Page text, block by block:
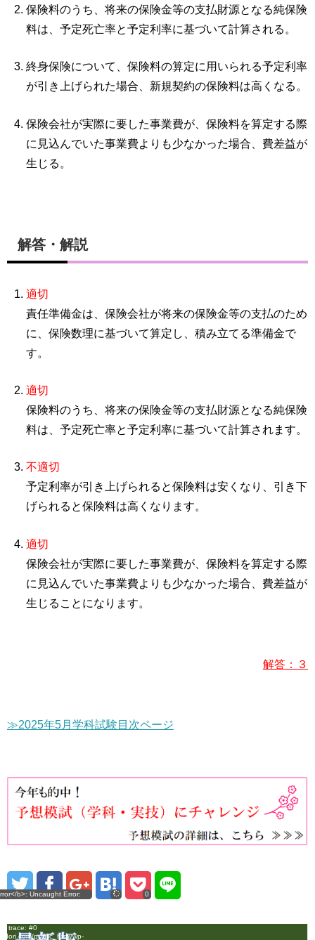
保険料のうち、将来の保険金等の支払財源となる純保険
料は、予定死亡率と予定利率に基づいて計算される。
終身保険について、保険料の算定に用いられる予定利率
が引き上げられた場合、新規契約の保険料は高くなる。
保険会社が実際に要した事業費が、保険料を算定する際
に見込んでいた事業費よりも少なかった場合、費差益が
生じる。
解答・解説
適切
責任準備金は、保険会社が将来の保険金等の支払のため
に、保険数理に基づいて算定し、積み立てる準備金で
す。
適切
保険料のうち、将来の保険金等の支払財源となる純保険
料は、予定死亡率と予定利率に基づいて計算されます。
不適切
予定利率が引き上げられると保険料は安くなり、引き下
げられると保険料は高くなります。
適切
保険会社が実際に要した事業費が、保険料を算定する際
に見込んでいた事業費よりも少なかった場合、費差益が
生じることになります。
解答：３
≫2025年5月学科試験目次ページ
error
b>: Uncaught Error:
trace: #0
public_html/wp-
0